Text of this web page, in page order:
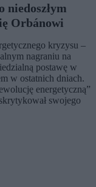
niedoszłym
Orbánowi
kryzysu –
nagraniu na
postawę w
w ostatnich dniach.
energetyczną”
swojego